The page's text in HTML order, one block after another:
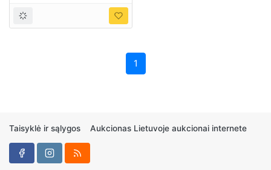
1
Taisyklė ir sąlygos Aukcionas Lietuvoje aukcionai internete